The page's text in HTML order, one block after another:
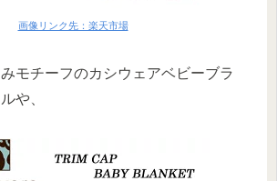
画像リンク先：楽天市場
モチーフのカシウェアベビーブラ
や、